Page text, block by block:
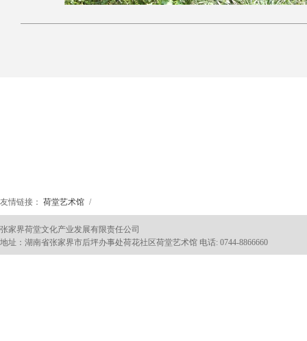
友情链接： 荷堂艺术馆 /
张家界荷堂文化产业发展有限责任公司
地址：湖南省张家界市后坪办事处荷花社区荷堂艺术馆 电话: 0744-8866660